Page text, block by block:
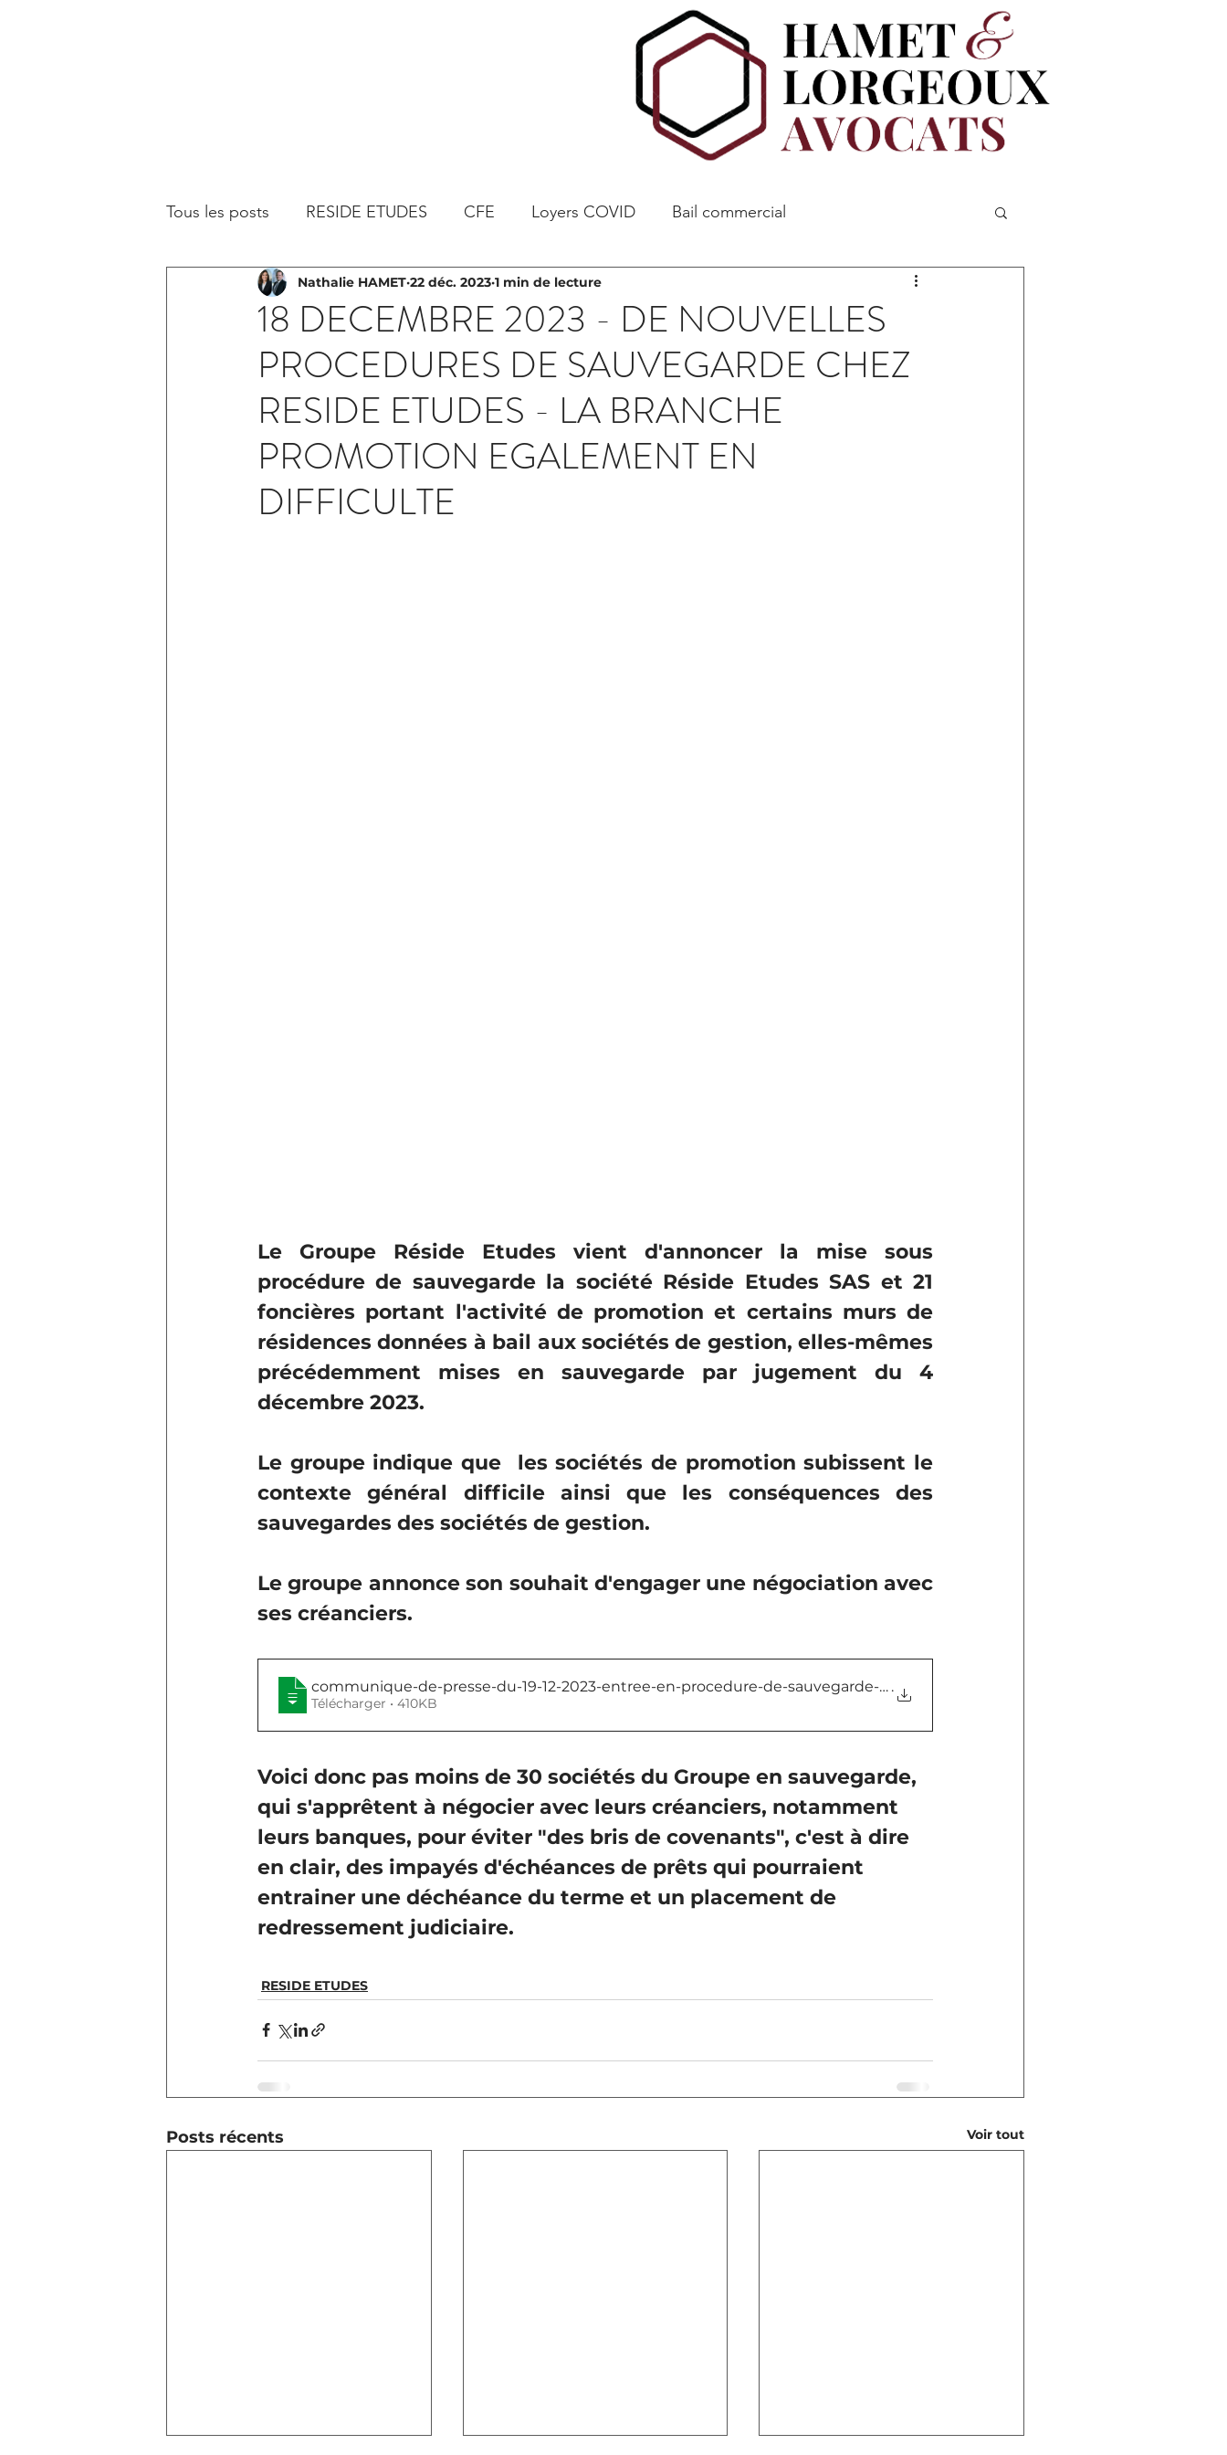
Tous les posts RESIDE ETUDES CFE Loyers COVID Bail commercial
18 DECEMBRE 2023 - DE NOUVELLES
PROCEDURES DE SAUVEGARDE CHEZ
RESIDE ETUDES - LA BRANCHE
PROMOTION EGALEMENT EN
DIFFICULTE
Nathalie HAMET 22 déc. 2023 1 min de lecture
Le Groupe Réside Etudes vient d'annoncer la mise sous
procédure de sauvegarde la société Réside Etudes SAS et 21
foncières portant l'activité de promotion et certains murs de
résidences données à bail aux sociétés de gestion, elles-mêmes
précédemment mises en sauvegarde par jugement du 4
décembre 2023.
Le groupe indique que  les sociétés de promotion subissent le
contexte général difficile ainsi que les conséquences des
sauvegardes des sociétés de gestion.
Le groupe annonce son souhait d'engager une négociation avec
ses créanciers.
communique-de-presse-du-19-12-2023-entree-en-procedure-de-sauvegarde-de-nouvelles-entites-
.
Télécharger • 410KB
Voici donc pas moins de 30 sociétés du Groupe en sauvegarde,
qui s'apprêtent à négocier avec leurs créanciers, notamment
leurs banques, pour éviter "des bris de covenants", c'est à dire
en clair, des impayés d'échéances de prêts qui pourraient
entrainer une déchéance du terme et un placement de
redressement judiciaire.
RESIDE ETUDES
Posts récents Voir tout